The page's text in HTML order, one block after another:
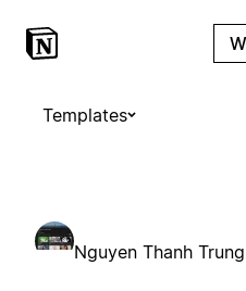
Templates
Nguyen Thanh Trung